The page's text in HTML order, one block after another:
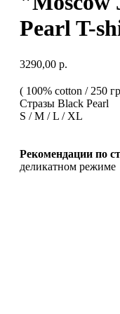
Pearl T-
3290,00 р.
( 100% cotton / 250
Стразы Black Pearl
S / M / L / XL
Рекомендации по
деликатном режиме